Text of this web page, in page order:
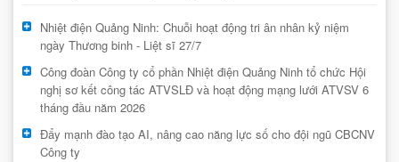
Nhiệt điện Quảng Ninh: Chuỗi hoạt động tri ân nhân kỷ niệm
ngày Thương binh - Liệt sĩ 27/7
Công đoàn Công ty cổ phần Nhiệt điện Quảng Ninh tổ chức Hội
nghị sơ kết công tác ATVSLĐ và hoạt động mạng lưới ATVSV 6
tháng đầu năm 2026
Đẩy mạnh đào tạo AI, nâng cao năng lực số cho đội ngũ CBCNV
Công ty